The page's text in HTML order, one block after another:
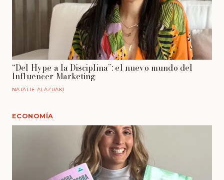
“Del Hype a la Disciplina”: el nuevo mundo del
Influencer Marketing
NATALIE ALAZRAKI
ECONOMÍA